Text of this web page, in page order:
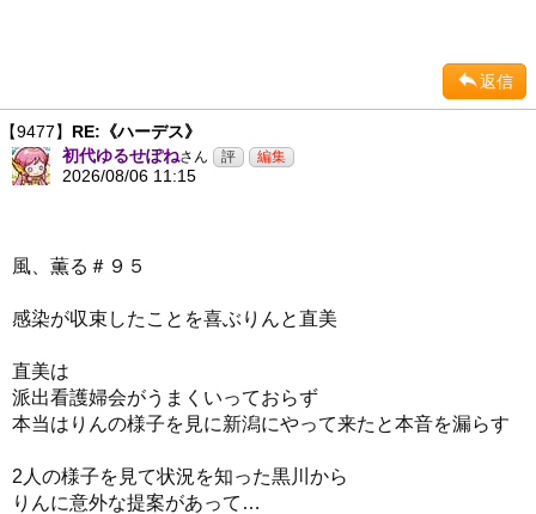
返信
【9477】 RE:《ハーデス》
初代ゆるせぽねさん
2026/08/06 11:15
風、薫る＃９５
感染が収束したことを喜ぶりんと直美
直美は
派出看護婦会がうまくいっておらず
本当はりんの様子を見に新潟にやって来たと本音を漏らす
2人の様子を見て状況を知った黒川から
りんに意外な提案があって…